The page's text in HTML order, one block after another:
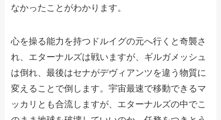
なかったことがわかります。
心を操る能力を持つドルイグの元へ行くと奇襲さ
れ、エターナルズは戦いますが、ギルガメッシュ
は倒れ、最後はセナがデヴィアンツを違う物質に
変えることで倒します。宇宙最速で移動できるマ
ッカリとも合流しますが、エターナルズの中でこ